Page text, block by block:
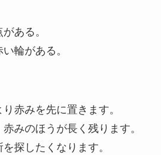
ある。
輪がある。
赤みを先に置きます。
みのほうが長く残ります。
探したくなります。